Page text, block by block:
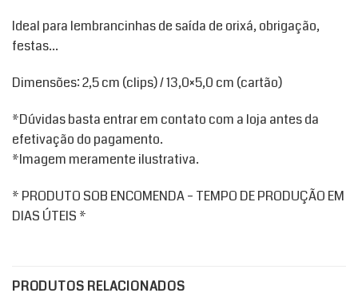
Ideal para lembrancinhas de saída de orixá, obrigação,
festas…
Dimensões: 2,5 cm (clips) / 13,0×5,0 cm (cartão)
*Dúvidas basta entrar em contato com a loja antes da
efetivação do pagamento.
*Imagem meramente ilustrativa.
* PRODUTO SOB ENCOMENDA – TEMPO DE PRODUÇÃO EM
DIAS ÚTEIS *
PRODUTOS RELACIONADOS